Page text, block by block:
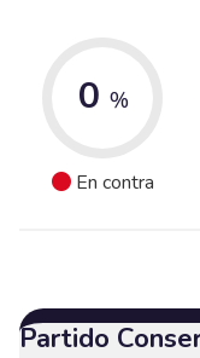
0 %
En contra
Partido